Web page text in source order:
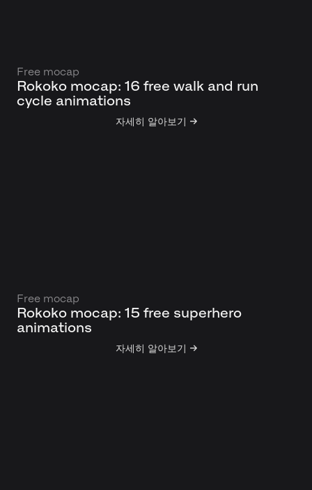
Free mocap
Rokoko mocap: 16 free walk and run
cycle animations
자세히 알아보기 →
Free mocap
Rokoko mocap: 15 free superhero
animations
자세히 알아보기 →